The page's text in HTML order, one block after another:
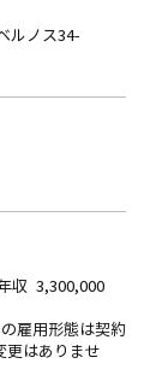
ルノス34-
収 3,300,000
雇用形態は契約
更はありませ